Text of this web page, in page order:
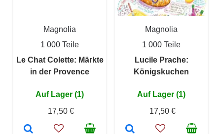
Magnolia
1 000 Teile
Le Chat Colette: Märkte
in der Provence
Auf Lager (1)
17,50 €
Magnolia
1 000 Teile
Lucile Prache:
Königskuchen
Auf Lager (1)
17,50 €